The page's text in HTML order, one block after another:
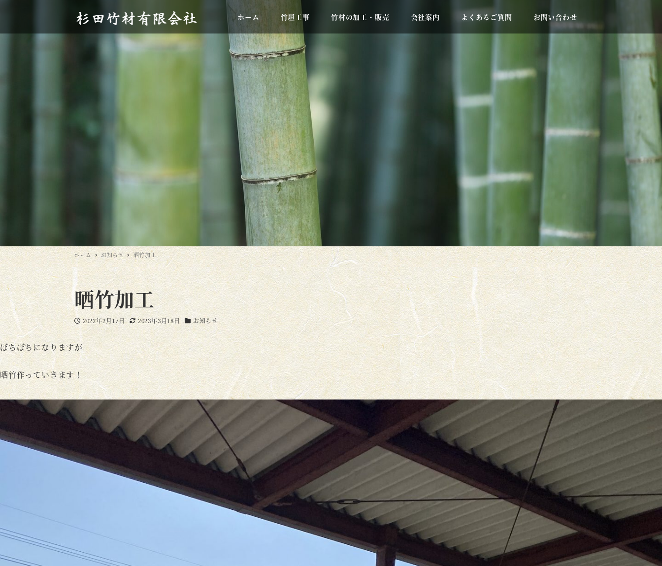
ホーム 竹垣工事 竹材の加工・販売 会社案内 よくあるご質問 お問い合わせ
ホーム お知らせ 晒竹加工
晒竹加工
投稿日
2022年2月17日
更新日
2023年3月18日
カテゴリー
お知らせ
ぼちぼちになりますが
晒竹作っていきます！